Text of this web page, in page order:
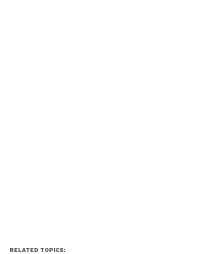
RELATED TOPICS: